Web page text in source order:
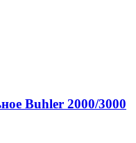
Buhler 2000/3000